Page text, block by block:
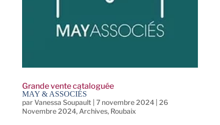
Grande vente cataloguée
MAY & ASSOCIÉS
parVanessa Soupault 7 novembre 2024| 26
Novembre 2024, Archives, Roubaix